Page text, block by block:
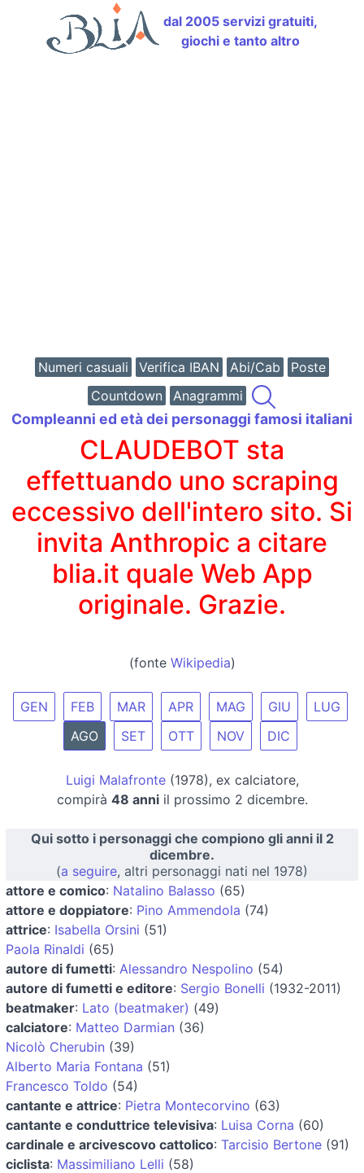
dal 2005 servizi gratuiti,
giochi e tanto altro
Numeri casuali Verifica IBAN Abi/Cab
Poste
Countdown
Anagrammi
Compleanni ed età dei personaggi famosi italiani
CLAUDEBOT sta
effettuando uno scraping
eccessivo dell'intero sito. Si
invita Anthropic a citare
blia.it quale Web App
originale. Grazie.
(fonte Wikipedia)
GEN FEB MAR APR MAG GIU
LUG
AGO
SET OTT NOV DIC
Luigi Malafronte(1978), ex calciatore,
compirà 48 anniil prossimo 2 dicembre.
Qui sotto i personaggi che compiono gli anni il 2
dicembre.
(a seguire, altri personaggi nati nel 1978)
attore e comico: Natalino Balasso (65)
attore e doppiatore: Pino Ammendola (74)
attrice: Isabella Orsini (51)
Paola Rinaldi (65)
autore di fumetti: Alessandro Nespolino (54)
autore di fumetti e editore: Sergio Bonelli (1932-2011)
beatmaker: Lato (beatmaker) (49)
calciatore: Matteo Darmian (36)
Nicolò Cherubin (39)
Alberto Maria Fontana (51)
Francesco Toldo (54)
cantante e attrice: Pietra Montecorvino (63)
cantante e conduttrice televisiva: Luisa Corna (60)
cardinale e arcivescovo cattolico: Tarcisio Bertone (91)
ciclista: Massimiliano Lelli (58)